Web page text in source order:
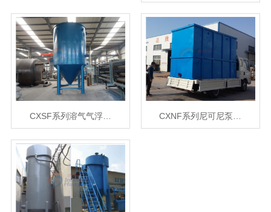
CXSF系列溶气气浮… CXNF系列尼可尼泵…